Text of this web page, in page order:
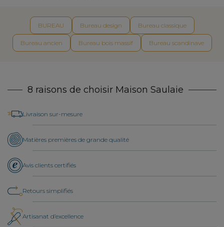
BUREAU Bureau design Bureau classique
Bureau ancien Bureau bois massif Bureau scandinave
8 raisons de choisir Maison Saulaie
Livraison sur-mesure
Matières premières de grande qualité
Avis clients certifiés
Retours simplifiés
Artisanat d’excellence